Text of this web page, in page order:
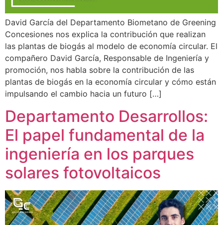
David García del Departamento Biometano de Greening
Concesiones nos explica la contribución que realizan
las plantas de biogás al modelo de economía circular. El
compañero David García, Responsable de Ingeniería y
promoción, nos habla sobre la contribución de las
plantas de biogás en la economía circular y cómo están
impulsando el cambio hacia un futuro […]
Departamento Desarrollos:
El papel fundamental de la
ingeniería en los parques
solares fotovoltaicos